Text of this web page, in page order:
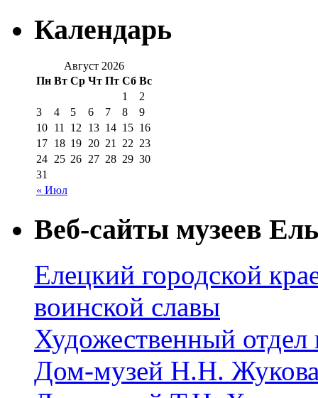
Календарь
Август 2026
Пн Вт Ср Чт Пт Сб Вс
« Июл
1
2
3
4 5 6 7 8
9
10 11 12 13 14 15 16
17 18 19 20 21 22 23
24 25 26 27 28 29 30
31
Веб-сайты музеев
Елецкий городской
воинской славы
Художественный отдел
Дом-музей Н.Н.